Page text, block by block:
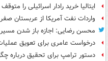
ایتالیا خرید رادار اسرائیلی را
واردات نفت آمریکا از عربستان
محسن رضایی: اجازه باز شدن مسیر
درخواست عامری برای تعویق
دستور ترامپ برای تحقیق درباره